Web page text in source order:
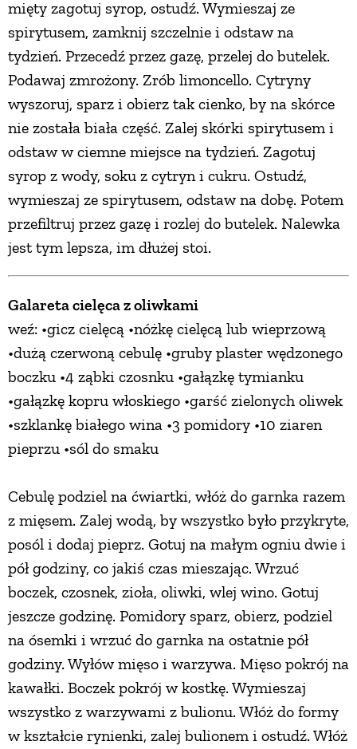
mięty zagotuj syrop, ostudź. Wymieszaj ze
spirytusem, zamknij szczelnie i odstaw na
tydzień. Przecedź przez gazę, przelej do butelek.
Podawaj zmrożony. Zrób limoncello. Cytryny
wyszoruj, sparz i obierz tak cienko, by na skórce
nie została biała część. Zalej skórki spirytusem i
odstaw w ciemne miejsce na tydzień. Zagotuj
syrop z wody, soku z cytryn i cukru. Ostudź,
wymieszaj ze spirytusem, odstaw na dobę. Potem
przefiltruj przez gazę i rozlej do butelek. Nalewka
jest tym lepsza, im dłużej stoi.
Galareta cielęca z oliwkami
weź: •gicz cielęcą •nóżkę cielęcą lub wieprzową
•dużą czerwoną cebulę •gruby plaster wędzonego
boczku •4 ząbki czosnku •gałązkę tymianku
•gałązkę kopru włoskiego •garść zielonych oliwek
•szklankę białego wina •3 pomidory •10 ziaren
pieprzu •sól do smaku
Cebulę podziel na ćwiartki, włóż do garnka razem
z mięsem. Zalej wodą, by wszystko było przykryte,
posól i dodaj pieprz. Gotuj na małym ogniu dwie i
pół godziny, co jakiś czas mieszając. Wrzuć
boczek, czosnek, zioła, oliwki, wlej wino. Gotuj
jeszcze godzinę. Pomidory sparz, obierz, podziel
na ósemki i wrzuć do garnka na ostatnie pół
godziny. Wyłów mięso i warzywa. Mięso pokrój na
kawałki. Boczek pokrój w kostkę. Wymieszaj
wszystko z warzywami z bulionu. Włóż do formy
w kształcie rynienki, zalej bulionem i ostudź. Włóż